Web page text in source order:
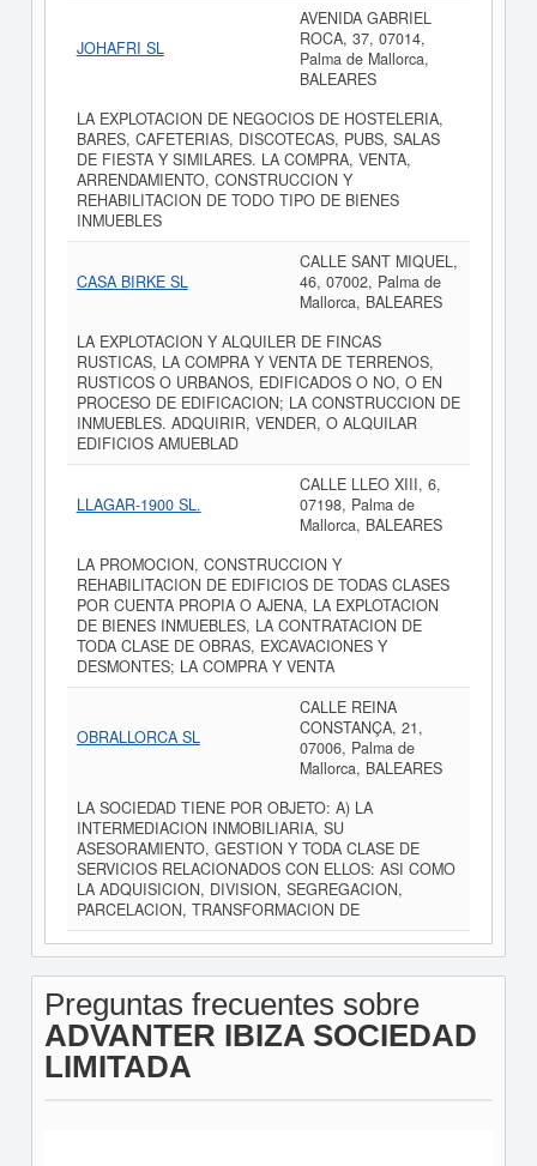
JOHAFRI SL
AVENIDA GABRIEL
ROCA, 37, 07014,
Palma de Mallorca,
BALEARES
LA EXPLOTACION DE NEGOCIOS DE HOSTELERIA,
BARES, CAFETERIAS, DISCOTECAS, PUBS, SALAS
DE FIESTA Y SIMILARES. LA COMPRA, VENTA,
ARRENDAMIENTO, CONSTRUCCION Y
REHABILITACION DE TODO TIPO DE BIENES
INMUEBLES
CASA BIRKE SL
CALLE SANT MIQUEL,
46, 07002, Palma de
Mallorca, BALEARES
LA EXPLOTACION Y ALQUILER DE FINCAS
RUSTICAS, LA COMPRA Y VENTA DE TERRENOS,
RUSTICOS O URBANOS, EDIFICADOS O NO, O EN
PROCESO DE EDIFICACION; LA CONSTRUCCION DE
INMUEBLES. ADQUIRIR, VENDER, O ALQUILAR
EDIFICIOS AMUEBLAD
LLAGAR-1900 SL.
CALLE LLEO XIII, 6,
07198, Palma de
Mallorca, BALEARES
LA PROMOCION, CONSTRUCCION Y
REHABILITACION DE EDIFICIOS DE TODAS CLASES
POR CUENTA PROPIA O AJENA, LA EXPLOTACION
DE BIENES INMUEBLES, LA CONTRATACION DE
TODA CLASE DE OBRAS, EXCAVACIONES Y
DESMONTES; LA COMPRA Y VENTA
OBRALLORCA SL
CALLE REINA
CONSTANÇA, 21,
07006, Palma de
Mallorca, BALEARES
LA SOCIEDAD TIENE POR OBJETO: A) LA
INTERMEDIACION INMOBILIARIA, SU
ASESORAMIENTO, GESTION Y TODA CLASE DE
SERVICIOS RELACIONADOS CON ELLOS: ASI COMO
LA ADQUISICION, DIVISION, SEGREGACION,
PARCELACION, TRANSFORMACION DE
Preguntas frecuentes sobre
ADVANTER IBIZA SOCIEDAD
LIMITADA